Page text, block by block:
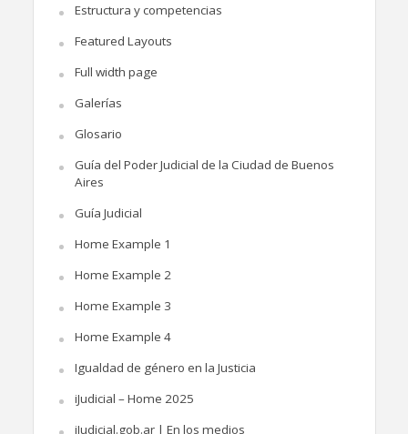
Estructura y competencias
Featured Layouts
Full width page
Galerías
Glosario
Guía del Poder Judicial de la Ciudad de Buenos
Aires
Guía Judicial
Home Example 1
Home Example 2
Home Example 3
Home Example 4
Igualdad de género en la Justicia
iJudicial – Home 2025
iJudicial.gob.ar | En los medios